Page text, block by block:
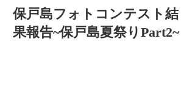
保戸島フォトコンテスト結
果報告~保戸島夏祭りPart2~